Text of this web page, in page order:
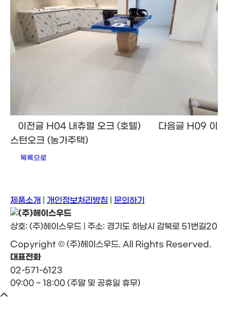
이전글 H04 내츄럴 오크 (호텔) 다음글 H09 이
스턴오크 (농가주택)
목록으로
제품소개 개인정보처리방침 문의하기
상호: (주)헤이스우드 | 주소: 경기도 하남시 감북로 51번길20
Copyright © (주)헤이스우드. All Rights Reserved.
대표전화
02-571-6123
09:00 ~ 18:00 (주말 및 공휴일 휴무)